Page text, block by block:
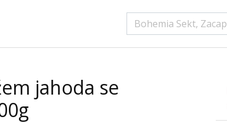
jahoda se